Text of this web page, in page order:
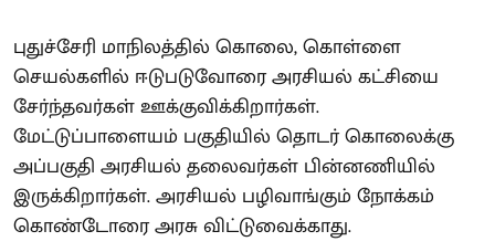
புதுச்சேரி மாநிலத்தில் கொலை, கொள்ளை
செயல்களில் ஈடுபடுவோரை அரசியல் கட்சியை
சேர்ந்தவர்கள் ஊக்குவிக்கிறார்கள்.
மேட்டுப்பாளையம் பகுதியில் தொடர் கொலைக்கு
அப்பகுதி அரசியல் தலைவர்கள் பின்னணியில்
இருக்கிறார்கள். அரசியல் பழிவாங்கும் நோக்கம்
கொண்டோரை அரசு விட்டுவைக்காது.